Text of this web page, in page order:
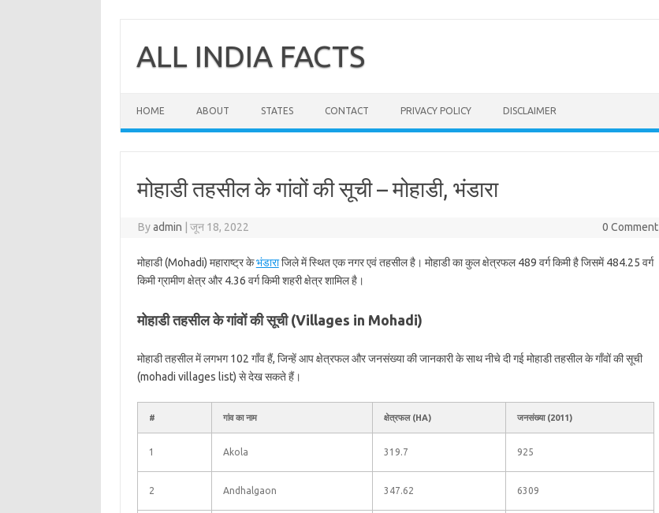
contentALL INDIA FACTS
HOME ABOUT STATES CONTACT PRIVACY POLICY DISCLAIMER
मोहाडी तहसील के गांवों की सूची – मोहाडी, भंडारा
Byadmin जून 18, 2022 0 Comment
मोहाडी (Mohadi) महाराष्ट्र केभंडाराजिले में स्थित एक नगर एवं तहसील है। मोहाडी का कुल क्षेत्रफल 489 वर्ग किमी है जिसमें 484.25 वर्ग
किमी ग्रामीण क्षेत्र और 4.36 वर्ग किमी शहरी क्षेत्र शामिल है।
मोहाडी तहसील के गांवों की सूची (Villages in Mohadi)
मोहाडी तहसील में लगभग 102 गाँव हैं, जिन्हें आप क्षेत्रफल और जनसंख्या की जानकारी के साथ नीचे दी गई मोहाडी तहसील के गाँवों की सूची
(mohadi villages list) से देख सकते हैं।
# गांव का नाम क्षेत्रफल (HA) जनसंख्या (2011)
1 Akola 319.7 925
2 Andhalgaon 347.62 6309